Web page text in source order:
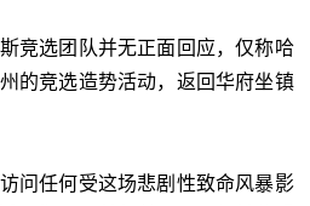
竞选团队并无正面回应，仅称哈
的竞选造势活动，返回华府坐镇
问任何受这场悲剧性致命风暴影